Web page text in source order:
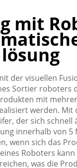
mit
der visuellen
Sortier roboters
mit
werden. Mit
der sich schnell
innerhalb von 5
wenn sich das
Roboters kann
was die